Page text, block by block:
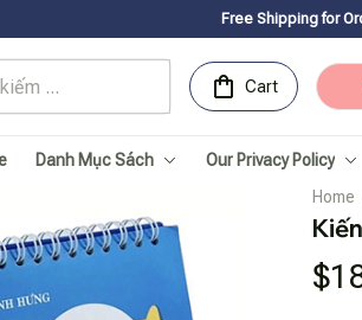
Free Shipping for Orders over 150USD
Cart
Danh Mục Sách Our Privacy Policy
Home